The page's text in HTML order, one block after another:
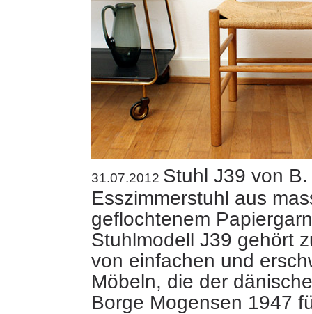
31.07.2012 Stuhl J39 von
Esszimmerstuhl aus
geflochtenem
Stuhlmodell J39 gehört
von einfachen und
Möbeln, die der
Borge Mogensen 1947